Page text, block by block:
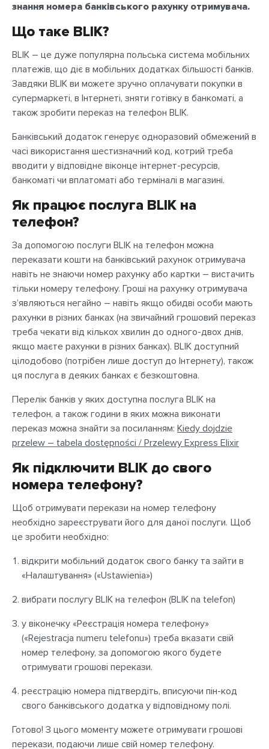
знання номера банківського рахунку отримувача.
Що таке BLIK?
BLIK – це дуже популярна польська система мобільних
платежів, що діє в мобільних додатках більшості банків.
Завдяки BLIK ви можете зручно оплачувати покупки в
супермаркеті, в Інтернеті, зняти готівку в банкоматі, а
також зробити переказ на телефон BLIK.
Банківський додаток генерує одноразовий обмежений в
часі використання шестизначний код, котрий треба
вводити у відповідне віконце інтернет-ресурсів,
банкоматі чи вплатоматі або терміналі в магазині.
Як працює послуга BLIK на
телефон?
За допомогою послуги BLIK на телефон можна
переказати кошти на банківський рахунок отримувача
навіть не знаючи номер рахунку або картки – вистачить
тільки номеру телефону. Гроші на рахунку отримувача
з’являються негайно – навіть якщо обидві особи мають
рахунки в різних банках (на звичайний грошовий переказ
треба чекати від кількох хвилин до одного-двох днів,
якщо маєте рахунки в різних банках). BLIK доступний
цілодобово (потрібен лише доступ до Інтернету), також
ця послуга в деяких банках є безкоштовна.
Перелік банків у яких доступна послуга BLIK на
телефон, а також години в яких можна виконати
переказ можна знайти за посиланням: Kiedy dojdzie
przelew – tabela dostępności / Przelewy Express Elixir
Як підключити BLIK до свого
номера телефону?
Щоб отримувати перекази на номер телефону
необхідно зареєструвати його для даної послуги. Щоб
це зробити необхідно:
відкрити мобільний додаток свого банку та зайти в
«Налаштування» («Ustawienia»)
вибрати послугу BLIK на телефон (BLIK na telefon)
у віконечку «Реєстрація номера телефону»
(«Rejestracja numeru telefonu») треба вказати свій
номер телефону, за допомогою якого будете
отримувати грошові перекази.
реєстрацію номера підтвердіть, вписуючи пін-код
свого банківського додатка у відповідному полі.
Готово! З цього моменту можете отримувати грошові
перекази, подаючи лише свій номер телефону.